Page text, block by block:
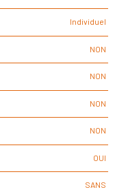
Individuel
NON
NON
NON
NON
OUI
SANS